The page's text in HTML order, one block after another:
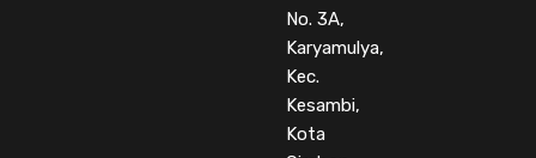
No. 3A,
Karyamulya,
Kec.
Kesambi,
Kota